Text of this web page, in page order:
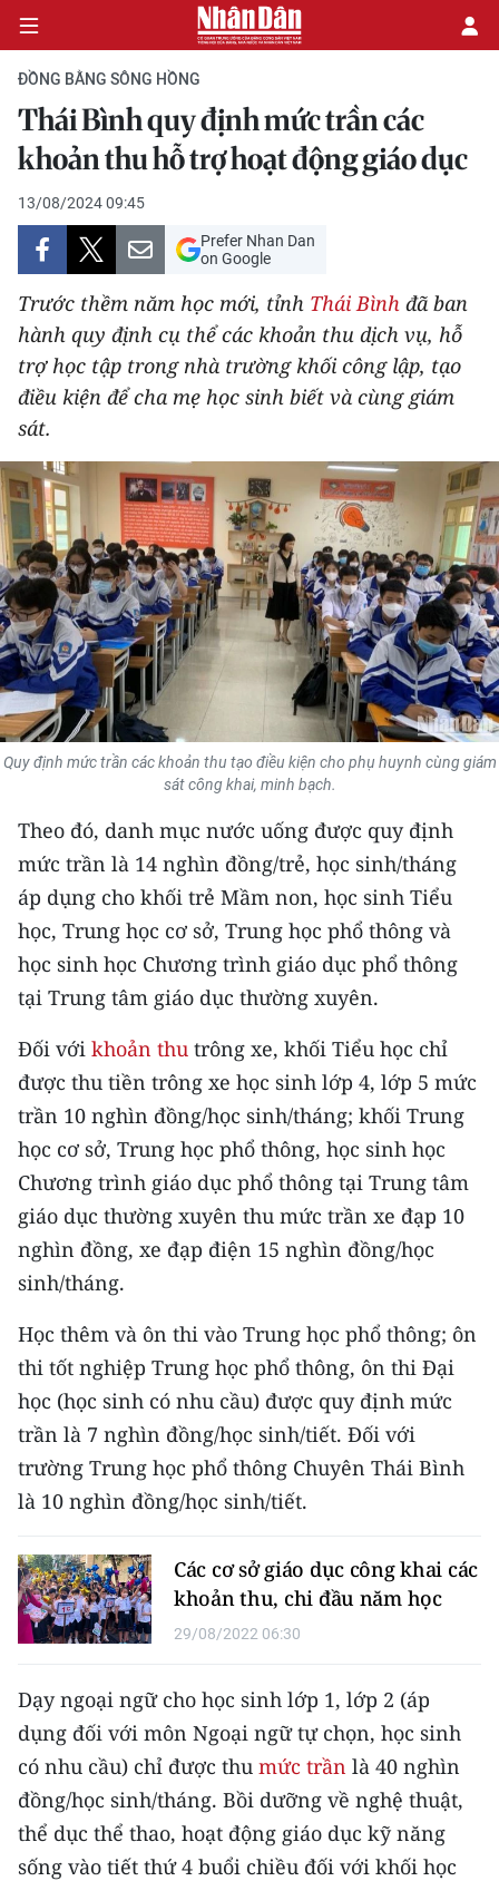
CHÍNH TRỊ
KINH TẾ
VĂN HÓA
XÃ HỘI
PHÁP LUẬT
DU LỊCH
THẾ GIỚI
THỂ THAO
GIÁO DỤC
Y TẾ
KHOA HỌC - CÔNG NGHỆ
MÔI TRƯỜNG
KIỂM CHỨNG THÔNG TIN
TRI THỨC CHUYÊN SÂU
54 DÂN TỘC VIỆT NAM
CHƯƠNG TRÌNH OCOP - MỖI XÃ
MỘT SẢN PHẨM
RADIO
MEDIA CENTER
E-Magazine
Video
Media Kinh tế
Media Văn hóa
Media Xã hội
Media Pháp luật
Media Du lịch
Media Thế giới
Media Giáo dục
Media Y tế
Media Khoa học - Công nghệ
Media Môi trường
ĐỒNG BẰNG SÔNG HỒNG
Thái Bình quy định mức trần các
khoản thu hỗ trợ hoạt động giáo dục
13/08/2024 09:45
Prefer Nhan Dan
on Google
Trước thềm năm học mới, tỉnh Thái Bình đã ban
hành quy định cụ thể các khoản thu dịch vụ, hỗ
trợ học tập trong nhà trường khối công lập, tạo
điều kiện để cha mẹ học sinh biết và cùng giám
sát.
Quy định mức trần các khoản thu tạo điều kiện cho phụ huynh cùng giám
sát công khai, minh bạch.
Theo đó, danh mục nước uống được quy định
mức trần là 14 nghìn đồng/trẻ, học sinh/tháng
áp dụng cho khối trẻ Mầm non, học sinh Tiểu
học, Trung học cơ sở, Trung học phổ thông và
học sinh học Chương trình giáo dục phổ thông
tại Trung tâm giáo dục thường xuyên.
Đối với khoản thu trông xe, khối Tiểu học chỉ
được thu tiền trông xe học sinh lớp 4, lớp 5 mức
trần 10 nghìn đồng/học sinh/tháng; khối Trung
học cơ sở, Trung học phổ thông, học sinh học
Chương trình giáo dục phổ thông tại Trung tâm
giáo dục thường xuyên thu mức trần xe đạp 10
nghìn đồng, xe đạp điện 15 nghìn đồng/học
sinh/tháng.
Học thêm và ôn thi vào Trung học phổ thông; ôn
thi tốt nghiệp Trung học phổ thông, ôn thi Đại
học (học sinh có nhu cầu) được quy định mức
trần là 7 nghìn đồng/học sinh/tiết. Đối với
trường Trung học phổ thông Chuyên Thái Bình
là 10 nghìn đồng/học sinh/tiết.
Các cơ sở giáo dục công khai các
khoản thu, chi đầu năm học
29/08/2022 06:30
Dạy ngoại ngữ cho học sinh lớp 1, lớp 2 (áp
dụng đối với môn Ngoại ngữ tự chọn, học sinh
có nhu cầu) chỉ được thu mức trần là 40 nghìn
đồng/học sinh/tháng. Bồi dưỡng về nghệ thuật,
thể dục thể thao, hoạt động giáo dục kỹ năng
sống vào tiết thứ 4 buổi chiều đối với khối học